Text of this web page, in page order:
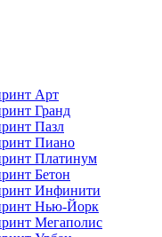
Арт
Гранд
Пазл
Пиано
Платинум
Бетон
Инфинити
Нью-Йорк
Мегаполис